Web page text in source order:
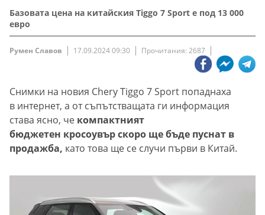
Базовата цена на китайския Tiggo 7 Sport е под 13 000
евро
Румен Славов 17.09.2024 09:30 Прочитания: 2687
Снимки на новия Chery Tiggo 7 Sport попаднаха
в интернет, а от съпътстващата ги информация
става ясно, че компактният
бюджетен кросоувър скоро ще бъде пуснат в
продажба, като това ще се случи първи в Китай.